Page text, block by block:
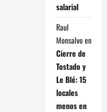
salarial
Raul
Monsalvo en
Cierre de
Tostado y
Le Blé: 15
locales
menos en